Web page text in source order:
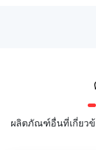
ผลิตภัณฑ์อื่นที่เกี่ยว